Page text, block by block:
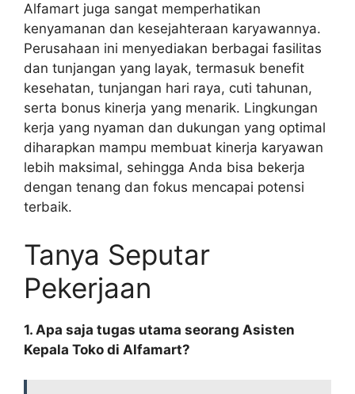
Alfamart juga sangat memperhatikan
kenyamanan dan kesejahteraan karyawannya.
Perusahaan ini menyediakan berbagai fasilitas
dan tunjangan yang layak, termasuk benefit
kesehatan, tunjangan hari raya, cuti tahunan,
serta bonus kinerja yang menarik. Lingkungan
kerja yang nyaman dan dukungan yang optimal
diharapkan mampu membuat kinerja karyawan
lebih maksimal, sehingga Anda bisa bekerja
dengan tenang dan fokus mencapai potensi
terbaik.
Tanya Seputar
Pekerjaan
1. Apa saja tugas utama seorang Asisten
Kepala Toko di Alfamart?